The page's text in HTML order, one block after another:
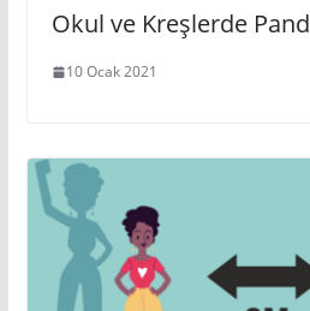
Okul ve Kreşlerde
10 Ocak 2021